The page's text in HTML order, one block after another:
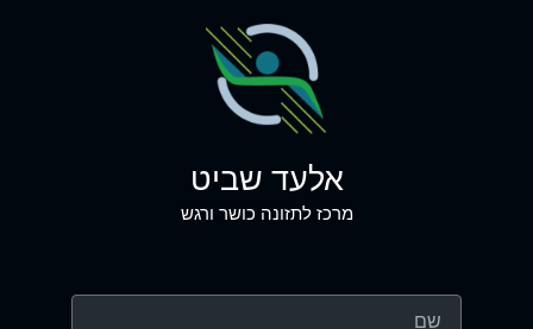
אלעד שביט
מרכז לתזונה כושר ורגש